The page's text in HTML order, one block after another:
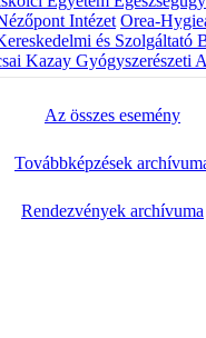
Intézet Orea-
és Szolgáltató
Kazay Gyógyszerészeti
Az összes esemény
Továbbképzések
Rendezvények archívuma